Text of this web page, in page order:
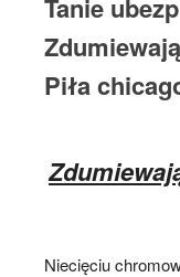
Tanie
Piła
Niecięciu